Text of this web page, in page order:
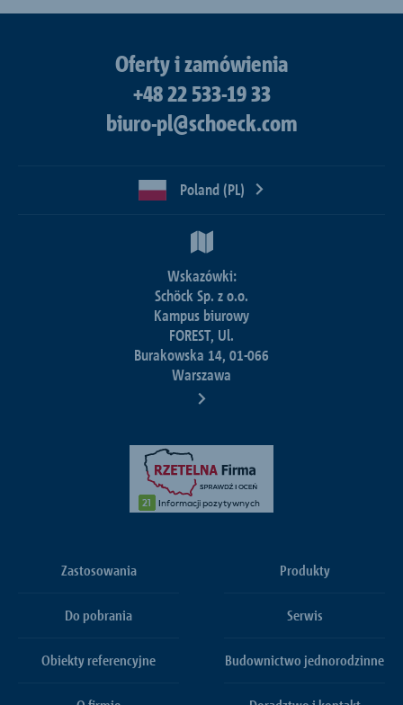
Oferty i zamówienia
+48 22 533-19 33
biuro-pl@schoeck.com
Poland (PL)
Wskazówki:
Schöck Sp. z o.o.
Kampus biurowy
FOREST, Ul.
Burakowska 14, 01-066
Warszawa
Zastosowania Produkty
Do pobrania Serwis
Obiekty referencyjne Budownictwo jednorodzinne